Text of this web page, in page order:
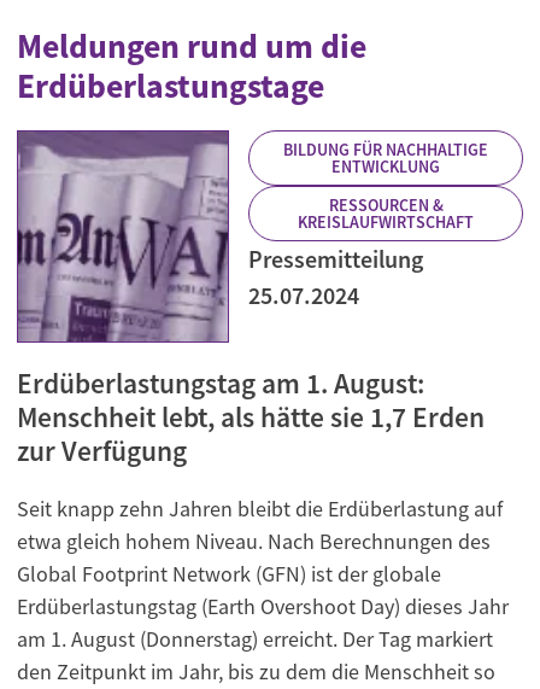
Meldungen rund um die
Erdüberlastungstage
BILDUNG FÜR NACHHALTIGE
ENTWICKLUNG
RESSOURCEN &
KREISLAUFWIRTSCHAFT
Pressemitteilung
25.07.2024
Erdüberlastungstag am 1. August:
Menschheit lebt, als hätte sie 1,7 Erden
zur Verfügung
Seit knapp zehn Jahren bleibt die Erdüberlastung auf
etwa gleich hohem Niveau. Nach Berechnungen des
Global Footprint Network (GFN) ist der globale
Erdüberlastungstag (Earth Overshoot Day) dieses Jahr
am 1. August (Donnerstag) erreicht. Der Tag markiert
den Zeitpunkt im Jahr, bis zu dem die Menschheit so